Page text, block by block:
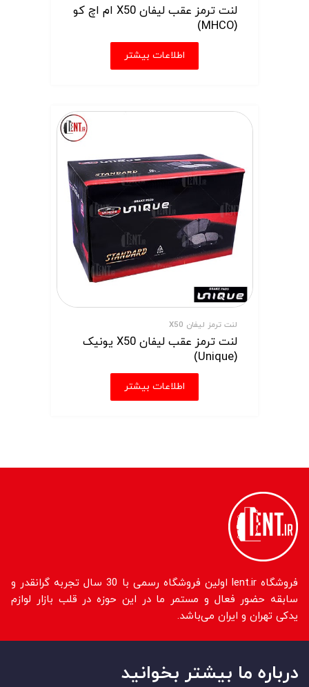
لنت ترمز عقب لیفان X50 ام اچ کو
(MHCO)
اطلاعات بیشتر
لنت ترمز لیفان X50
لنت ترمز عقب لیفان X50 یونیک
(Unique)
اطلاعات بیشتر
فروشگاه lent.ir اولین فروشگاه رسمی با 30 سال تجربه گرانقدر و
سابقه حضور فعال و مستمر ما در این حوزه در قلب بازار لوازم
یدکی تهران و ایران می‌باشد.
درباره ما بیشتر بخوانید